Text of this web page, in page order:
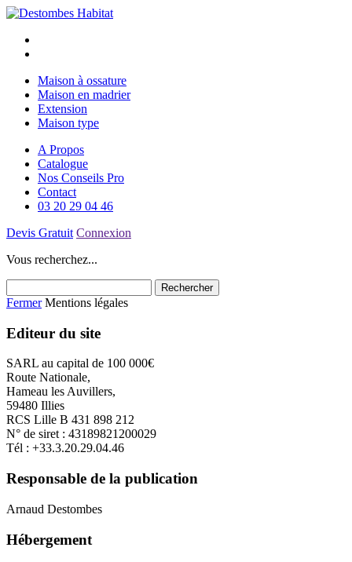
Maison à ossature
Maison en madrier
Extension
Maison type
A Propos
Catalogue
Nos Conseils Pro
Contact
03 20 29 04 46
Devis Gratuit Connexion
Vous recherchez...
Fermer Mentions légales
Editeur du site
SARL au capital de 100 000€
Route Nationale,
Hameau les Auvillers,
59480 Illies
RCS Lille B 431 898 212
N° de siret : 43189821200029
Tél : +33.3.20.29.04.46
Responsable de la publication
Arnaud Destombes
Hébergement